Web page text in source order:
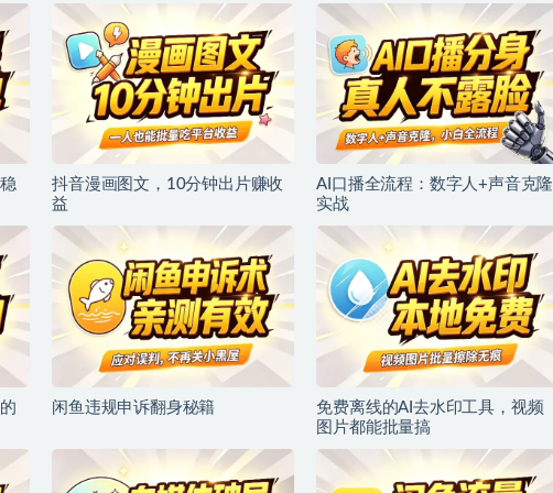
抖音漫画图文，10分钟出片赚收
益
AI口播全流程：数字人+声音克隆
实战
闲鱼违规申诉翻身秘籍
免费离线的AI去水印工具，视频
图片都能批量搞